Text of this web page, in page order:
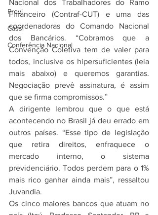
Previ
Cassi
Conferência Nacional
Nacional dos Trabalhadores do Ramo
Financeiro (Contraf-CUT) e uma das
coordenadoras do Comando Nacional
dos Bancários. “Cobramos que a
Convenção Coletiva tem de valer para
todos, inclusive os hipersuficientes (leia
mais abaixo) e queremos garantias.
Negociação prevê assinatura, é assim
que se firma compromissos.”
A dirigente lembrou que o que está
acontecendo no Brasil já deu errado em
outros países. “Esse tipo de legislação
que retira direitos, enfraquece o
mercado interno, o sistema
previdenciário. Todos perdem para o 1%
mais rico ganhar ainda mais”, ressaltou
Juvandia.
Os cinco maiores bancos que atuam no